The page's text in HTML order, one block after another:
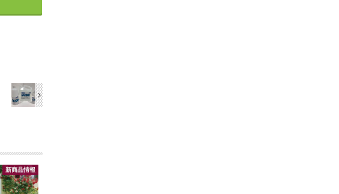
新商品情報